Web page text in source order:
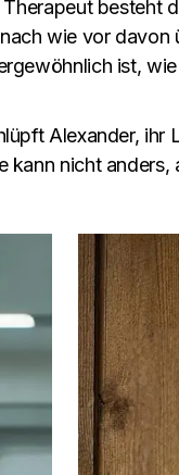
besteht
wie vor
ist,
Alexander,
kann nicht anders,